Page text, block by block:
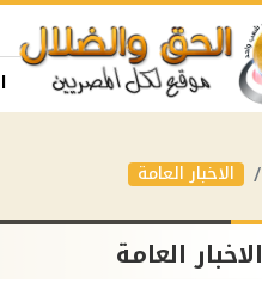
الاخبار العامة
الاخبار العامة